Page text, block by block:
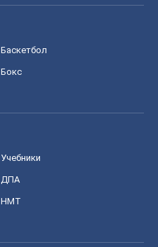
Баскетбол
Бокс
Учебники
ДПА
НМТ